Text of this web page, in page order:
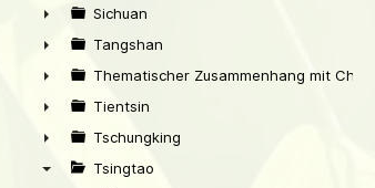
►
►
Sichuan
►
Tangshan
►
Thematischer Zusammenhang mit China
►
Tientsin
►
Tschungking
Tsingtao